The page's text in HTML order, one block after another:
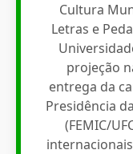
Cultura
Letras e
projeção
entrega da
Presidência
(FEMIC/